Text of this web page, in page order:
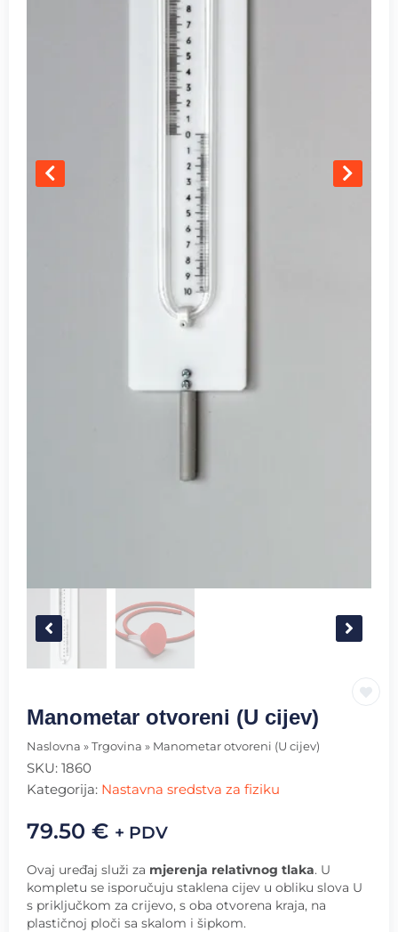
Manometar otvoreni (U cijev)
Naslovna » Trgovina » Manometar otvoreni (U cijev)
SKU: 1860
Kategorija: Nastavna sredstva za fiziku
79.50 € + PDV
Ovaj uređaj služi za mjerenja relativnog tlaka. U
kompletu se isporučuju staklena cijev u obliku slova U
s priključkom za crijevo, s oba otvorena kraja, na
plastičnoj ploči sa skalom i šipkom.